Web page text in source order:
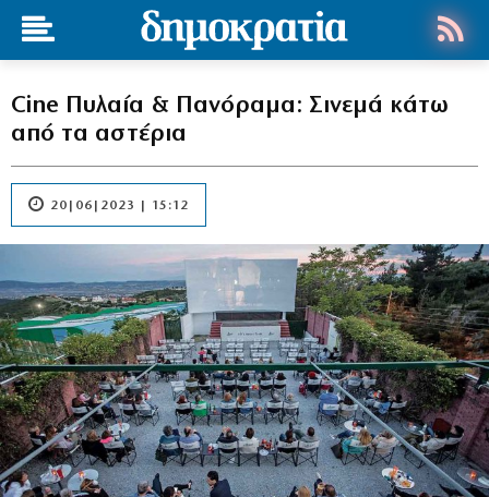
Cine Πυλαία & Πανόραμα: Σινεμά κάτω
από τα αστέρια
20|06|2023 | 15:12